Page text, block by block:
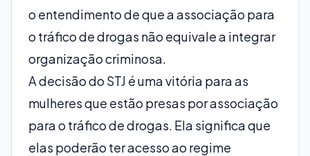
o entendimento de que a associação para
o tráfico de drogas não equivale a integrar
organização criminosa.
A decisão do STJ é uma vitória para as
mulheres que estão presas por associação
para o tráfico de drogas. Ela significa que
elas poderão ter acesso ao regime